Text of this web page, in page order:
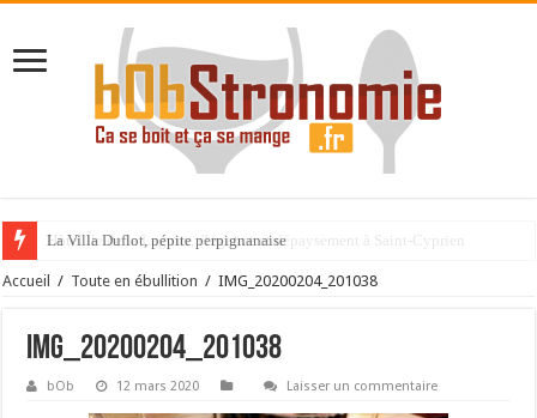
La Villa Duflot, pépite perpignanaise
Accueil / Toute en ébullition / IMG_20200204_201038
IMG_20200204_201038
bOb 12 mars 2020 Laisser un commentaire